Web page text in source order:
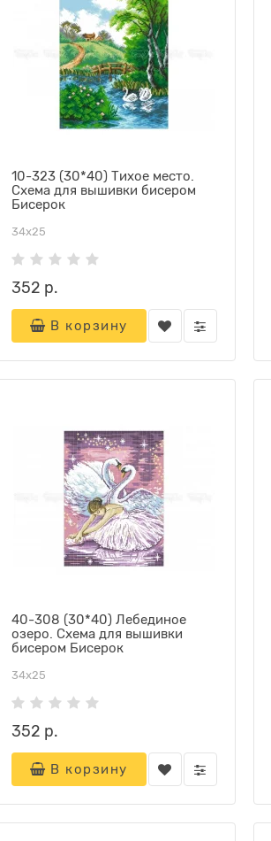
10-323 (30*40) Тихое место.
Схема для вышивки бисером
Бисерок
34х25
352 р.
В корзину
40-308 (30*40) Лебединое
озеро. Схема для вышивки
бисером Бисерок
34х25
352 р.
В корзину